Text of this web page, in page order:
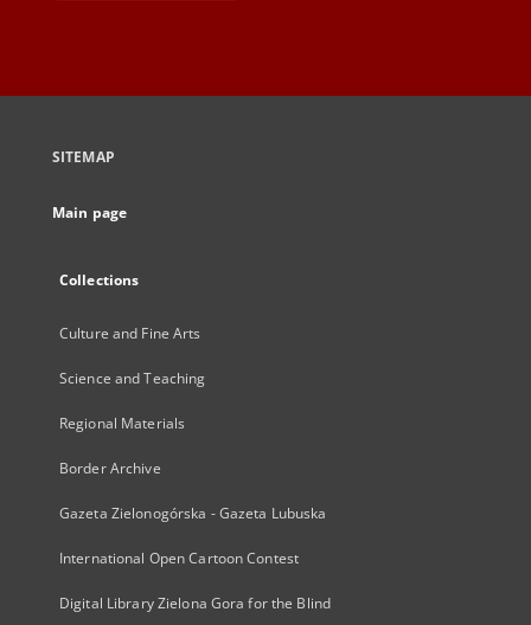
SITEMAP
Main page
Collections
Culture and Fine Arts
Science and Teaching
Regional Materials
Border Archive
Gazeta Zielonogórska - Gazeta Lubuska
International Open Cartoon Contest
Digital Library Zielona Gora for the Blind